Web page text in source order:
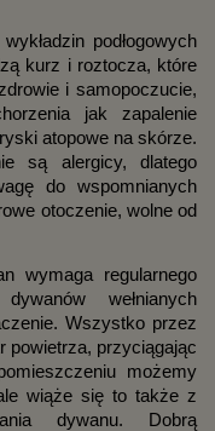
podłogowych
kurz i roztocza, które
i samopoczucie,
jak zapalenie
atopowe na skórze.
są alergicy, dlatego
do wspomnianych
otoczenie, wolne od
wymaga regularnego
wełnianych
Wszystko przez
powietrza, przyciągając
możemy
wiąże się to także z
dywanu. Dobrą